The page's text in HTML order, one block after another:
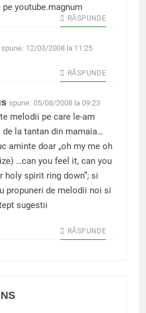
youtube.magnum
RĂSPUNDE
spune: 12/03/2008 la 11:25
RĂSPUNDE
spune: 05/08/2008 la 09:23
melodii pe care le-am
de la tantan din mamaia…
aminte doar „oh my me oh
…can you feel it, can you
holy spirit ring down”; si
propuneri de melodii noi si
sugestii
RĂSPUNDE